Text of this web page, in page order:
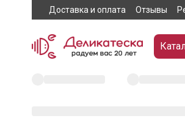
Доставка и оплата Отзывы